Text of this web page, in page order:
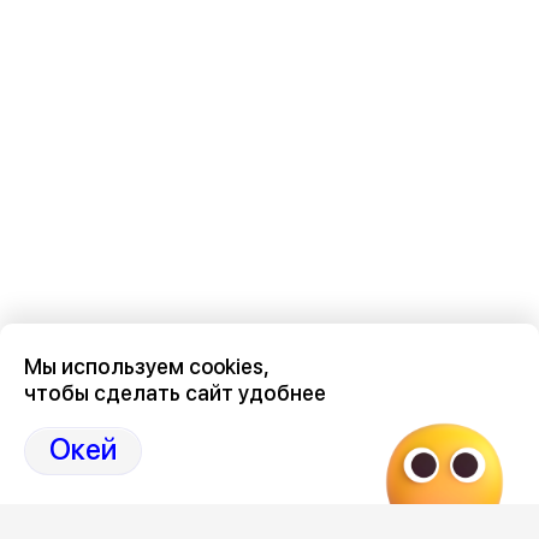
Последние новости о происшествиях в нашем Воронеже
здесь, на канале Дзен-36on
Отзывы, эмоции, мнения, комментарии и обсуждения
Мы используем cookies,
чтобы сделать сайт удобнее
Окей